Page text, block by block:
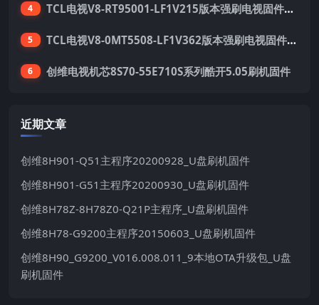
4 TCL电视V8-RT95001-LF1V215版本强刷电视固件包下载
5 TCL电视V8-0MT5508-LF1V362版本强刷电视固件包下载
6 创维电视机芯8S70-55E710S系列酷开5.05刷机固件
近期文章
创维8H901-Q51主程序20200928_U盘刷机固件
创维8H901-G51主程序20200930_U盘刷机固件
创维8H78Z-8H78Z0-Q21P主程序_U盘刷机固件
创维8H78-G9200主程序20150603_U盘刷机固件
创维8H90_G9200_V016.008.011_9本地OTA升级包_U盘
刷机固件